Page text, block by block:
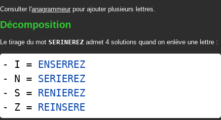
Consulter l'anagrammeur pour ajouter plusieurs lettres.
Décomposition
Le tirage du mot SERINEREZ admet 4 solutions quand on enlève une lettre :
- I = ENSERREZ
- N = SERIEREZ
- S = RENIEREZ
- Z = REINSERE